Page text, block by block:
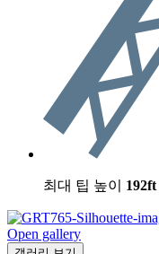
최대 팁 높이 192ft
Open gallery